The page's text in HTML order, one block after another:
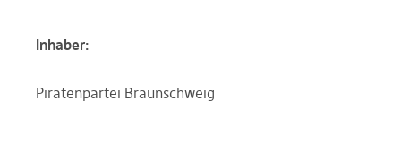
Inhaber:
Piratenpartei Braunschweig